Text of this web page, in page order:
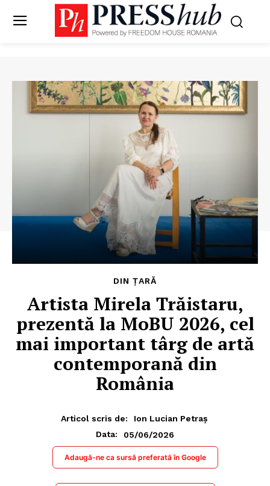
DIN ȚARĂ
Artista Mirela Trăistaru,
prezentă la MoBU 2026, cel
mai important târg de artă
contemporană din
România
Articol scris de:
Ion Lucian Petraș
Data:
05/06/2026
Adaugă-ne ca sursă preferată în Google